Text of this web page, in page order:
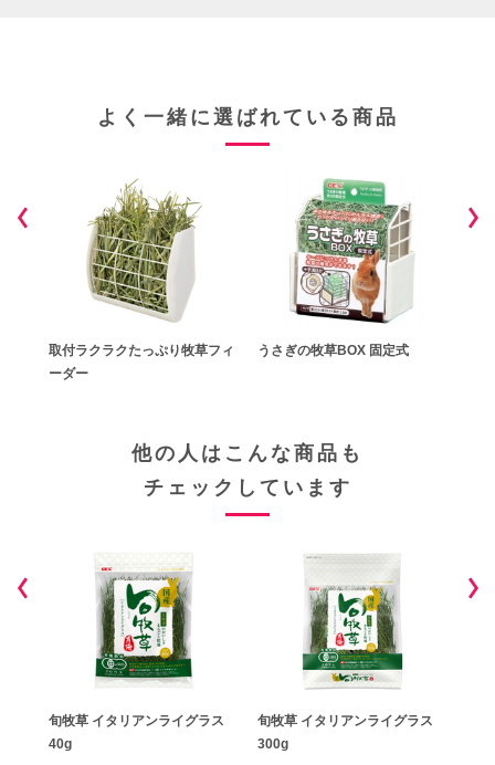
よく一緒に選ばれている商品
取付ラクラクたっぷり牧草フィ
ーダー
うさぎの牧草BOX 固定式
他の人はこんな商品も
チェックしています
旬牧草 イタリアンライグラス
40g
旬牧草 イタリアンライグラス
300g